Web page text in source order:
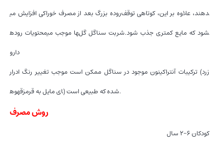
روده بزرگ بعد از مصرف خوراکی افزایش می‎دهند، علاوه بر این، کوتاهی توقف
محتویات روده‎ها موجب می‎شود که مایع کمتری جذب شود.شربت سناگل گل
دارو
ترکیبات آنتراکینون موجود در سناگل ممکن است موجب تغییر رنگ ادرار (زرد
قهوه‎ای مایل به قرمز) شده که طبیعی است.
روش مصرف
کودکان ۶-۲ سال